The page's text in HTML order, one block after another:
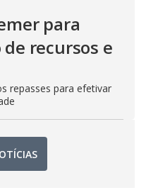
para
recursos e
repasses para efetivar